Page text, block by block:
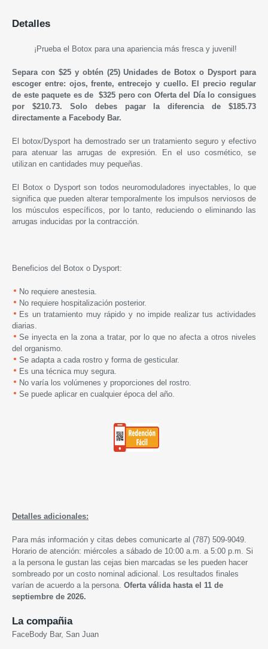
Detalles
¡Prueba el Botox para una apariencia más fresca y juvenil!
Separa con $25 y obtén (25) Unidades de Botoxo Dysport para
escoger entre: ojos, frente, entrecejo y cuello. El precio regular
de este paquete es de $325 pero con Oferta del Día lo consigues
por $210.73. Solo debes pagar la diferencia de $185.73
directamente a Facebody Bar.
El botox/Dysport ha demostrado ser un tratamiento seguro y efectivo
para atenuar las arrugas de expresión. En el uso cosmético, se
utilizan en cantidades muy pequeñas.
El Botox o Dysport son todos neuromoduladores inyectables, lo que
significa que pueden alterar temporalmente los impulsos nerviosos de
los músculos específicos, por lo tanto, reduciendo o eliminando las
arrugas inducidas por la contracción.
Beneficios del Botox o Dysport:
No requiere anestesia.
No requiere hospitalización posterior.
Es un tratamiento muy rápido y no impide realizar tus actividades
diarias.
Se inyecta en la zona a tratar, por lo que no afecta a otros niveles
del organismo.
Se adapta a cada rostro y forma de gesticular.
Es una técnica muy segura.
No varía los volúmenes y proporciones del rostro.
Se puede aplicar en cualquier época del año.
Detalles adicionales:
Para más información y citas debes comunicarte al (787) 509-9049.
Horario de atención: miércoles a sábado de 10:00 a.m. a 5:00 p.m. Si
a la persona le gustan las cejas bien marcadas se les pueden hacer
sombreado por un costo nominal adicional. Los resultados finales
varían de acuerdo a la persona. Oferta válida hasta el 11 de
septiembre de 2026.
La compañia
FaceBody Bar, San Juan